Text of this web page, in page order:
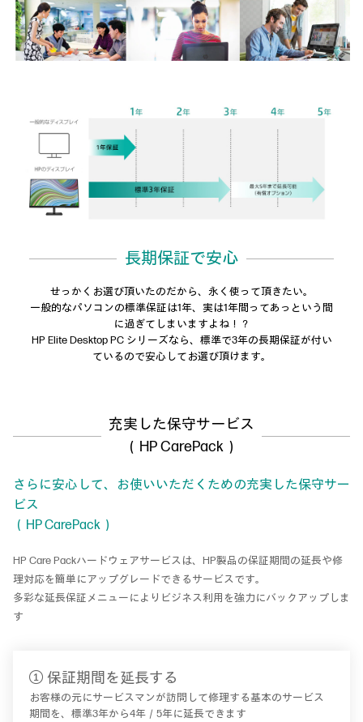
長期保証で安心
せっかくお選び頂いたのだから、永く使って頂きたい。
一般的なパソコンの標準保証は1年、実は1年間ってあっという間
に過ぎてしまいますよね！？
HP Elite Desktop PC シリーズなら、標準で3年の長期保証が付い
ているので安心してお選び頂けます。
充実した保守サービス
（HP CarePack）
さらに安心して、お使いいただくための充実した保守サー
ビス
（HP CarePack）
HP Care Packハードウェアサービスは、HP製品の保証期間の延長や修
理対応を簡単にアップグレードできるサービスです。
多彩な延長保証メニューによりビジネス利用を強力にバックアップしま
す
① 保証期間を延長する
お客様の元にサービスマンが訪問して修理する基本のサービス
期間を、標準3年から4年／5年に延長できます